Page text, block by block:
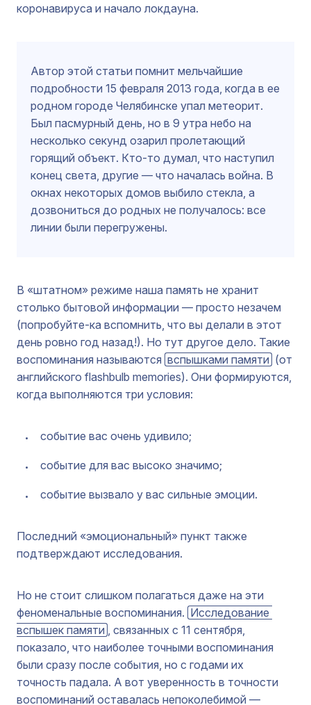
коронавируса и начало локдауна.
Автор этой статьи помнит мельчайшие
подробности 15 февраля 2013 года, когда в ее
родном городе Челябинске упал метеорит.
Был пасмурный день, но в 9 утра небо на
несколько секунд озарил пролетающий
горящий объект. Кто-то думал, что наступил
конец света, другие — что началась война. В
окнах некоторых домов выбило стекла, а
дозвониться до родных не получалось: все
линии были перегружены.
В «штатном» режиме наша память не хранит
столько бытовой информации — просто незачем
(попробуйте-ка вспомнить, что вы делали в этот
день ровно год назад!). Но тут другое дело. Такие
воспоминания называются вспышками памяти (от
английского flashbulb memories). Они формируются,
когда выполняются три условия:
событие вас очень удивило;
событие для вас высоко значимо;
событие вызвало у вас сильные эмоции.
Последний «эмоциональный» пункт также
подтверждают исследования.
Но не стоит слишком полагаться даже на эти
феноменальные воспоминания. Исследование
вспышек памяти , связанных с 11 сентября,
показало, что наиболее точными воспоминания
были сразу после события, но с годами их
точность падала. А вот уверенность в точности
воспоминаний оставалась непоколебимой —